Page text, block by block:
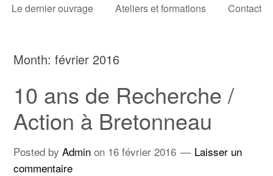
Le dernier ouvrage Ateliers et formations Contact
Month:février 2016
10 ans de Recherche /
Action à Bretonneau
Posted byAdmin on 16 février 2016
Laisser un
commentaire